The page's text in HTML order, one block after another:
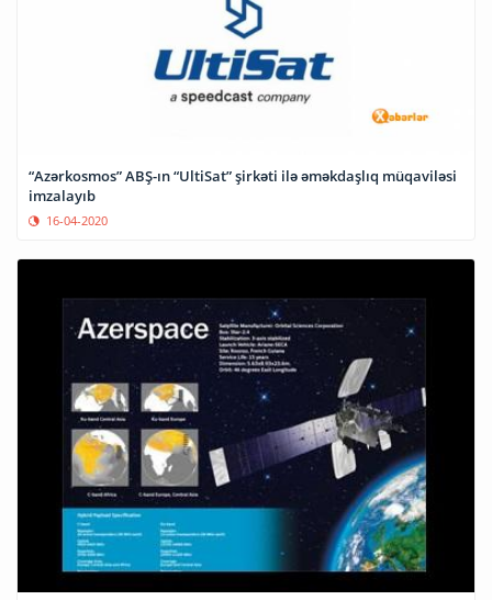
“Azərkosmos” ABŞ-ın “UltiSat” şirkəti ilə əməkdaşlıq müqaviləsi
imzalayıb
16-04-2020